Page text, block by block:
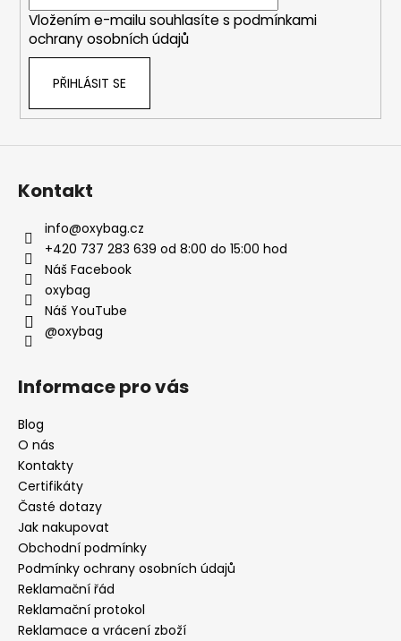
Vložením e-mailu souhlasíte s podmínkami
ochrany osobních údajů
PŘIHLÁSIT SE
Kontakt
info@oxybag.cz
+420 737 283 639 od 8:00 do 15:00 hod
Náš Facebook
oxybag
Náš YouTube
@oxybag
Informace pro vás
Blog
O nás
Kontakty
Certifikáty
Časté dotazy
Jak nakupovat
Obchodní podmínky
Podmínky ochrany osobních údajů
Reklamační řád
Reklamační protokol
Reklamace a vrácení zboží